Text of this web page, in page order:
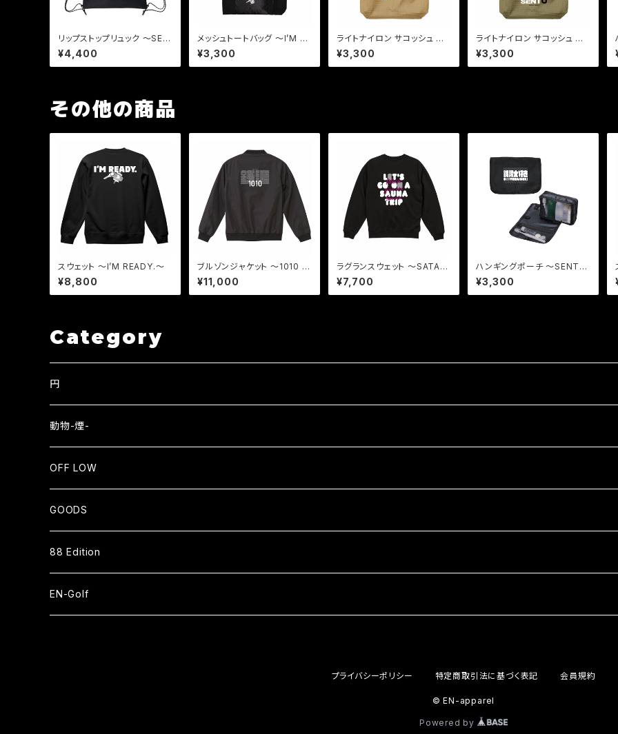
リップストップリュック 〜SEN
TODAISUKI〜
¥4,400
メッシュトートバッグ 〜I’M RE
ADY. 〜
¥3,300
ライトナイロン サコッシュ 〜S
ENTO〜 ベージュ
¥3,300
ライトナイロン サコッシュ 〜S
ENTO〜 カーキ
¥3,300
その他の商品
スウェット 〜I’M READY.〜
¥8,800
ブルゾンジャケット 〜1010 モ
ノグラム〜
¥11,000
ラグランスウェット 〜SATAB
I〜
¥7,700
ハンギングポーチ 〜SENTO
DAISUKI〜
¥3,300
Category
円
EN
長袖Tシャツ
スウェット
動物-煙-
NEKO⇄OKEN
長袖Tシャツ
バッグ
SMOKE WOLF⇄狼煙
EN=猿
OFF LOW
SENTO
長袖Tシャツ
パーカー
GOODS
CAP
HAT
88 Edition
ベースボールシャツ
EN-Golf
プライバシーポリシー 特定商取引法に基づく表記 会員規約
© EN-apparel
Powered by